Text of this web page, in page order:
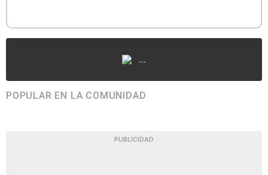
...
POPULAR EN LA COMUNIDAD
PUBLICIDAD